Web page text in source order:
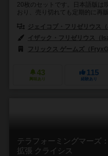
20枚のセットです。日本語版は
おり、売り切れても定期的に再
ジェイコブ・フリゼリウス
イザック・フリゼリウス（
フリックス ゲームズ（
43
興味あり
115
経験あり
テラフォーミングマーズ
拡張 クライシス